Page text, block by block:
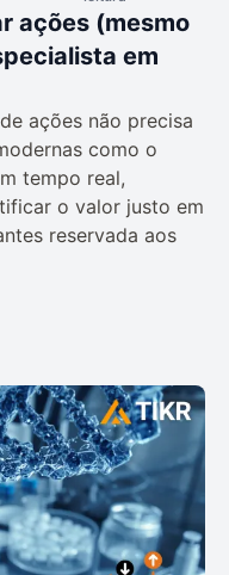
ações (mesmo
em
ações não precisa
como o
tempo real,
o valor justo em
reservada aos